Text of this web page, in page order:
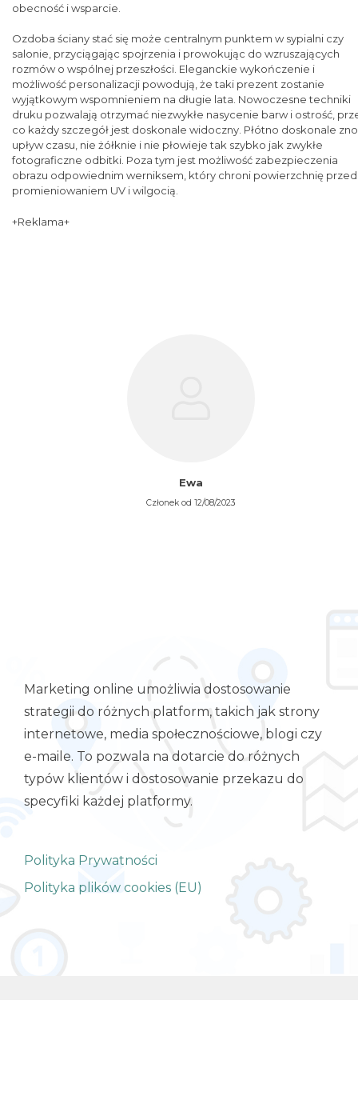
obecność i wsparcie.
Ozdoba ściany stać się może centralnym punktem w sypialni czy
salonie, przyciągając spojrzenia i prowokując do wzruszających
rozmów o wspólnej przeszłości. Eleganckie wykończenie i
możliwość personalizacji powodują, że taki prezent zostanie
wyjątkowym wspomnieniem na długie lata. Nowoczesne techniki
druku pozwalają otrzymać niezwykłe nasycenie barw i ostrość,
co każdy szczegół jest doskonale widoczny. Płótno doskonale
upływ czasu, nie żółknie i nie płowieje tak szybko jak zwykłe
fotograficzne odbitki. Poza tym jest możliwość zabezpieczenia
obrazu odpowiednim werniksem, który chroni powierzchnię przed
promieniowaniem UV i wilgocią.
+Reklama+
Ewa
Członek od 12/08/2023
Marketing online umożliwia dostosowanie
strategii do różnych platform, takich jak strony
internetowe, media społecznościowe, blogi czy
e-maile. To pozwala na dotarcie do różnych
typów klientów i dostosowanie przekazu do
specyfiki każdej platformy.
Polityka Prywatności
Polityka plików cookies (EU)